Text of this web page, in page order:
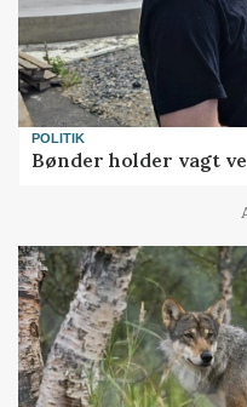
POLITIK
Bønder holder vagt